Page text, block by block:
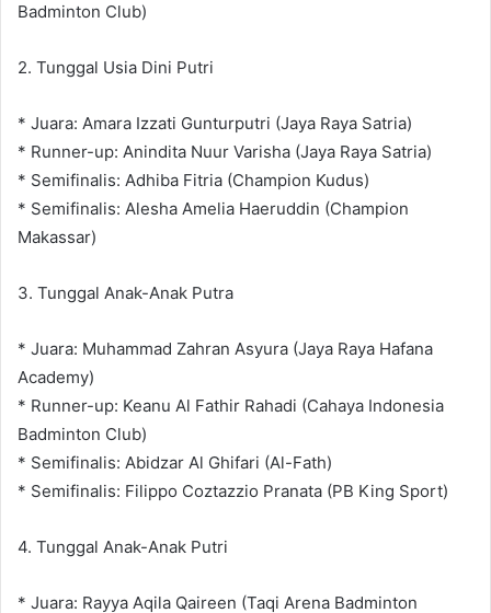
Badminton Club)
2. Tunggal Usia Dini Putri
* Juara: Amara Izzati Gunturputri (Jaya Raya Satria)
* Runner-up: Anindita Nuur Varisha (Jaya Raya Satria)
* Semifinalis: Adhiba Fitria (Champion Kudus)
* Semifinalis: Alesha Amelia Haeruddin (Champion
Makassar)
3. Tunggal Anak-Anak Putra
* Juara: Muhammad Zahran Asyura (Jaya Raya Hafana
Academy)
* Runner-up: Keanu Al Fathir Rahadi (Cahaya Indonesia
Badminton Club)
* Semifinalis: Abidzar Al Ghifari (Al-Fath)
* Semifinalis: Filippo Coztazzio Pranata (PB King Sport)
4. Tunggal Anak-Anak Putri
* Juara: Rayya Aqila Qaireen (Taqi Arena Badminton